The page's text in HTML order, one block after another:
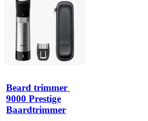
Beard trimmer
9000 Prestige
Baardtrimmer